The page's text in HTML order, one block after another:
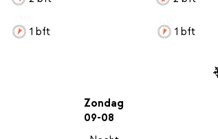
1 bft 1 bft
Zondag
09-08